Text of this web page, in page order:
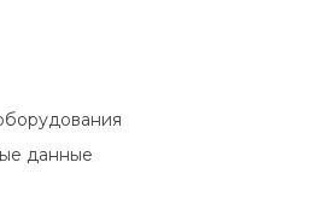
данные